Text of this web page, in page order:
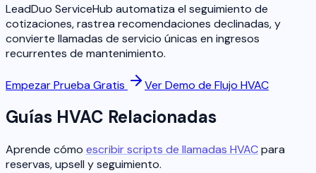
LeadDuo ServiceHub automatiza el seguimiento de
cotizaciones, rastrea recomendaciones declinadas, y
convierte llamadas de servicio únicas en ingresos
recurrentes de mantenimiento.
Empezar Prueba Gratis Ver Demo de Flujo HVAC
Guías HVAC Relacionadas
Aprende cómo escribir scripts de llamadas HVACpara
reservas, upsell y seguimiento.